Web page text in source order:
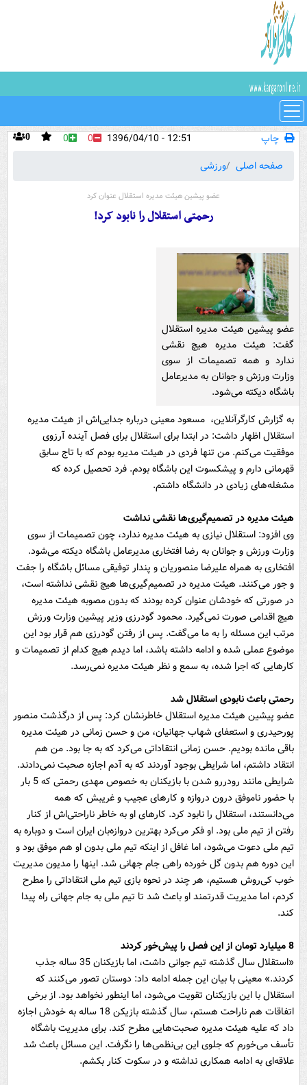
چاپ 0 0 0
12:51 - 1396/04/10
صفحه اصلی
ورزشی
عضو پیشین هیئت مدیره استقلال عنوان کرد
رحمتی استقلال را نابود کرد!
عضو پیشین هیئت مدیره استقلال
گفت: هیئت مدیره هیچ نقشی
ندارد و همه تصمیمات از سوی
وزارت ورزش و جوانان به مدیرعامل
باشگاه دیکته می‌شود.
به گزارش کارگرآنلاین، مسعود معینی درباره جدایی‌اش از هیئت مدیره
استقلال اظهار داشت: در ابتدا برای استقلال برای فصل آینده آرزوی
موفقیت می‌کنم. من تنها فردی در هیئت مدیره بودم که با تاج سابق
قهرمانی دارم و پیشکسوت این باشگاه بودم. فرد تحصیل کرده که
مشغله‌های زیادی در دانشگاه داشتم.
هیئت مدیره در تصمیم‌گیری‌ها نقشی نداشت
وی افزود: استقلال نیازی به هیئت مدیره ندارد، چون تصمیمات از سوی
وزارت ورزش و جوانان به رضا افتخاری مدیرعامل باشگاه دیکته می‌شود.
افتخاری به همراه علیرضا منصوریان و پندار توفیقی مسائل باشگاه را جفت
و جور می‌کنند. هیئت مدیره در تصمیم‌گیری‌ها هیچ نقشی نداشته است،
در صورتی که خودشان عنوان کرده بودند که بدون مصوبه هیئت مدیره
هیچ اقدامی صورت نمی‌گیرد. محمود گودرزی وزیر پیشین وزارت ورزش
مرتب این مسئله را به ما می‌گفت. پس از رفتن گودرزی هم قرار بود این
موضوع عملی شده و ادامه داشته باشد، اما دیدم هیچ کدام از تصمیمات و
کارهایی که اجرا شده، به سمع و نظر هیئت مدیره نمی‌رسد.
رحمتی باعث نابودی استقلال شد
عضو پیشین هیئت مدیره استقلال خاطرنشان کرد: پس از درگذشت منصور
پورحیدری و استعفای شهاب جهانیان، من و حسن زمانی در هیئت مدیره
باقی مانده بودیم. حسن زمانی انتقاداتی می‌کرد که به جا بود. من هم
انتقاد داشتم، اما شرایطی بوجود آوردند که به آدم اجازه صحبت نمی‌دادند.
شرایطی مانند رودررو شدن با بازیکنان به خصوص مهدی رحمتی که 5 بار
با حضور ناموفق درون دروازه و کارهای عجیب و غریبش که همه
می‌دانستند، استقلال را نابود کرد. کارهای او به خاطر ناراحتی‌اش از کنار
رفتن از تیم ملی بود. او فکر می‌کرد بهترین دروازه‌بان ایران است و دوباره به
تیم ملی دعوت می‌شود، اما غافل از اینکه تیم ملی بدون او هم موفق بود و
این دوره هم بدون گل خورده راهی جام جهانی شد. اینها را مدیون مدیریت
خوب کی‌روش هستیم، هر چند در نحوه بازی تیم ملی انتقاداتی را مطرح
کردم، اما مدیریت قدرتمند او باعث شد تا تیم ملی به جام جهانی راه پیدا
کند.
8 میلیارد تومان از این فصل را پیش‌خور کردند
«استقلال سال گذشته تیم جوانی داشت، اما بازیکنان 35 ساله جذب
کردند.» معینی با بیان این جمله ادامه داد: دوستان تصور می‌کنند که
استقلال با این بازیکنان تقویت می‌شود، اما اینطور نخواهد بود. از برخی
اتفاقات هم ناراحت هستم، سال گذشته بازیکن 18 ساله به خودش اجازه
داد که علیه هیئت مدیره صحبت‌هایی مطرح کند. برای مدیریت باشگاه
تأسف می‌خورم که جلوی این بی‌نظمی‌ها را نگرفت. این مسائل باعث شد
علاقه‌ای به ادامه همکاری نداشته و در سکوت کنار بکشم.